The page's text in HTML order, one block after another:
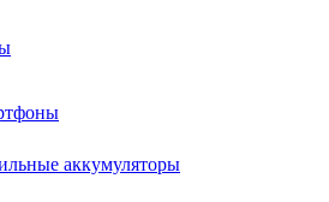
аккумуляторы